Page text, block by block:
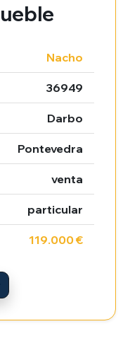
Nacho
36949
Darbo
Pontevedra
venta
particular
119.000 €